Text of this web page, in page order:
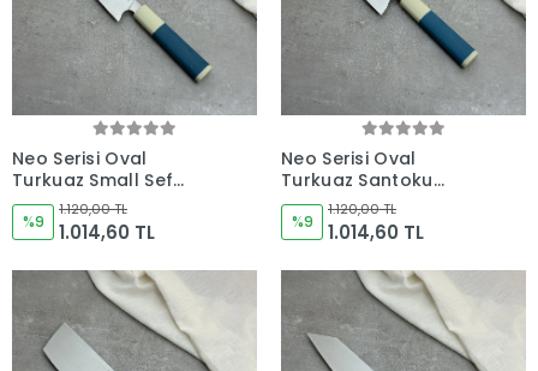
Neo Serisi Oval
Turkuaz Small Şef
Bıçağı 165mm Namlu -
Kocakaya El Yapımı
Şef Bıçakları
%9
1.120,00 TL
1.014,60 TL
Neo Serisi Oval
Turkuaz Santoku
180mm Namlu -
Kocakaya El Yapımı
Şef Bıçakları
%9
1.120,00 TL
1.014,60 TL